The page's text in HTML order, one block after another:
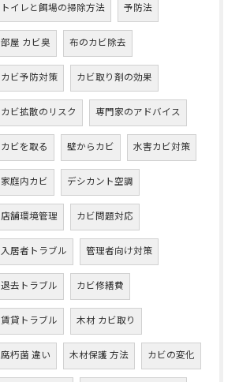
トイレと餌場の掃除方法 予防法
部屋 カビ臭 布のカビ除去
カビ予防対策 カビ取り剤の効果
カビ拡散のリスク 専門家のアドバイス
カビを取る 壁からカビ 水害カビ対策
家庭内カビ デシカント空調
店舗環境管理 カビ問題対応
入居者トラブル 管理者向け対策
退去トラブル カビ修繕費
賃貸トラブル 木材 カビ取り
腐朽菌 違い 木材保護 方法 カビの変化